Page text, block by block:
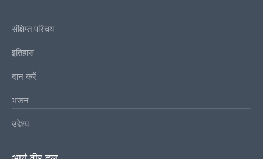
संक्षिप्त परिचय
इतिहास
दान करें
भजन
उद्देश्य